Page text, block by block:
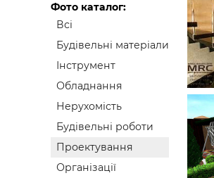
Фото каталог:
Всі
Будівельні матеріали
Інструмент
Обладнання
Нерухомість
Будівельні роботи
Проектування
Організації